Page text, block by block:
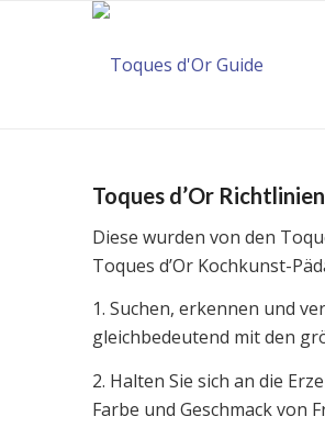
Toques d’Or
Diese wurden von den
Toques d’Or Kochkunst-
1. Suchen, erkennen und
gleichbedeutend mit den
2. Halten Sie sich an die
Farbe und Geschmack von